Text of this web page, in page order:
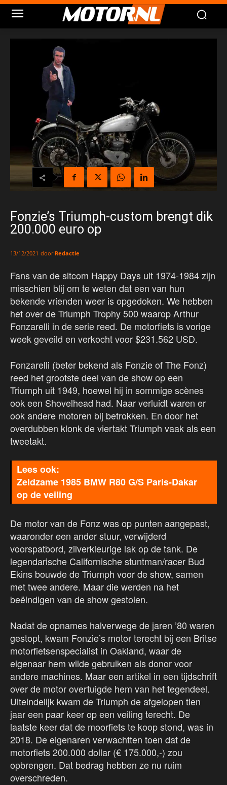
Fonzie’s Triumph-custom brengt dik
200.000 euro op
13/12/2021 door Redactie
Fans van de sitcom Happy Days uit 1974-1984 zijn
misschien blij om te weten dat een van hun
bekende vrienden weer is opgedoken. We hebben
het over de Triumph Trophy 500 waarop Arthur
Fonzarelli in de serie reed. De motorfiets is vorige
week geveild en verkocht voor $231.562 USD.
Fonzarelli (beter bekend als Fonzie of The Fonz)
reed het grootste deel van de show op een
Triumph uit 1949, hoewel hij in sommige scènes
ook een Shovelhead had. Naar verluidt waren er
ook andere motoren bij betrokken. En door het
overdubben klonk de viertakt Triumph vaak als een
tweetakt.
Zeldzame 1985 BMW R80 G/S Paris-Dakar
op de veiling
De motor van de Fonz was op punten aangepast,
waaronder een ander stuur, verwijderd
voorspatbord, zilverkleurige lak op de tank. De
legendarische Californische stuntman/racer Bud
Ekins bouwde de Triumph voor de show, samen
met twee andere. Maar die werden na het
beëindigen van de show gestolen.
Nadat de opnames halverwege de jaren ’80 waren
gestopt, kwam Fonzie’s motor terecht bij een Britse
motorfietsenspecialist in Oakland, waar de
eigenaar hem wilde gebruiken als donor voor
andere machines. Maar een artikel in een tijdschrift
over de motor overtuigde hem van het tegendeel.
Uiteindelijk kwam de Triumph de afgelopen tien
jaar een paar keer op een veiling terecht. De
laatste keer dat de moorfiets te koop stond, was in
2018. De eigenaren verwachtten toen dat de
motorfiets 200.000 dollar (€ 175.000,-) zou
opbrengen. Dat bedrag hebben ze nu ruim
overschreden.